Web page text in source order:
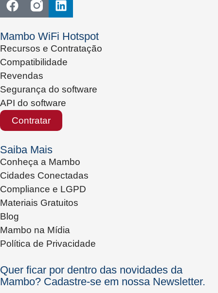
Mambo WiFi Hotspot
Recursos e Contratação
Compatibilidade
Revendas
Segurança do software
API do software
Contratar
Saiba Mais
Conheça a Mambo
Cidades Conectadas
Compliance e LGPD
Materiais Gratuitos
Blog
Mambo na Mídia
Política de Privacidade
Quer ficar por dentro das novidades da
Mambo? Cadastre-se em nossa Newsletter.